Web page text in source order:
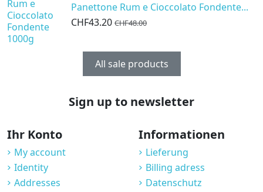
Panettone Rum e Cioccolato Fondente...
CHF43.20 CHF48.00
All sale products
Sign up to newsletter
Ihr Konto
My account
Identity
Addresses
Informationen
Lieferung
Billing adress
Datenschutz